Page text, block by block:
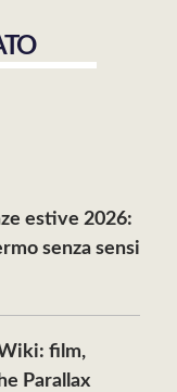
estive 2026:
senza sensi
film,
Parallax